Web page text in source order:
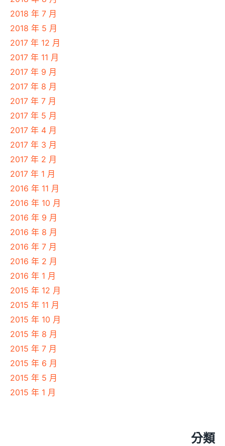
2018 年 7 月
2018 年 5 月
2017 年 12 月
2017 年 11 月
2017 年 9 月
2017 年 8 月
2017 年 7 月
2017 年 5 月
2017 年 4 月
2017 年 3 月
2017 年 2 月
2017 年 1 月
2016 年 11 月
2016 年 10 月
2016 年 9 月
2016 年 8 月
2016 年 7 月
2016 年 2 月
2016 年 1 月
2015 年 12 月
2015 年 11 月
2015 年 10 月
2015 年 8 月
2015 年 7 月
2015 年 6 月
2015 年 5 月
2015 年 1 月
分類